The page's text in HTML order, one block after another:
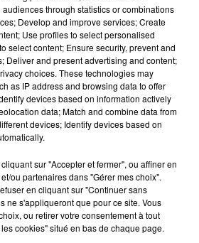
LE DRAPEAU ROUGE CE
through statistics or combinations
Develop and improve services; Create
Use profiles to select personalised
select content; Ensure security, prevent and
Deliver and present advertising and content;
choices. These technologies may
as IP address and browsing data to offer
devices based on information actively
data; Match and combine data from
devices; Identify devices based on
sur "Accepter et fermer", ou affiner en
ou partenaires dans "Gérer mes choix".
en cliquant sur "Continuer sans
ne s'appliqueront que pour ce site. Vous
ou retirer votre consentement à tout
cookies" situé en bas de chaque page.